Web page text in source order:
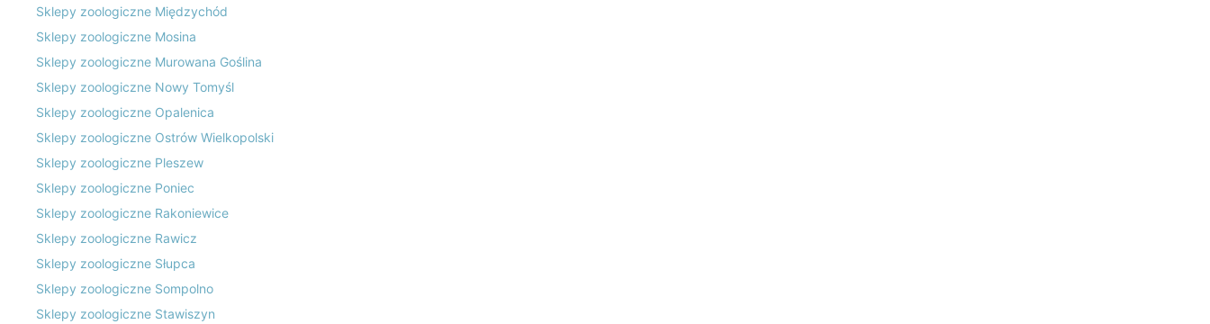
Sklepy zoologiczne Międzychód
Sklepy zoologiczne Mosina
Sklepy zoologiczne Murowana Goślina
Sklepy zoologiczne Nowy Tomyśl
Sklepy zoologiczne Opalenica
Sklepy zoologiczne Ostrów Wielkopolski
Sklepy zoologiczne Pleszew
Sklepy zoologiczne Poniec
Sklepy zoologiczne Rakoniewice
Sklepy zoologiczne Rawicz
Sklepy zoologiczne Słupca
Sklepy zoologiczne Sompolno
Sklepy zoologiczne Stawiszyn